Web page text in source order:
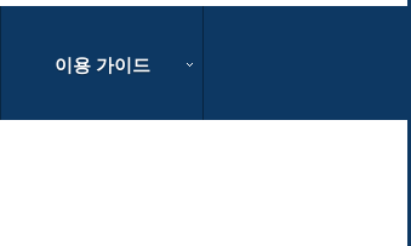
이용 가이드